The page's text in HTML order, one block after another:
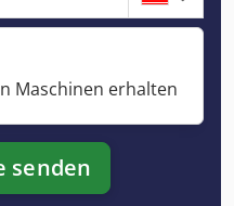
Maschinen erhalten
senden